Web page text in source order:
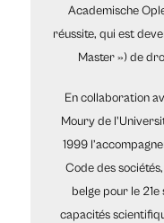
Academische
réussite, qui est
Master ») de
En collaboration
Moury de
1999
Code des
belge pour le
capacités